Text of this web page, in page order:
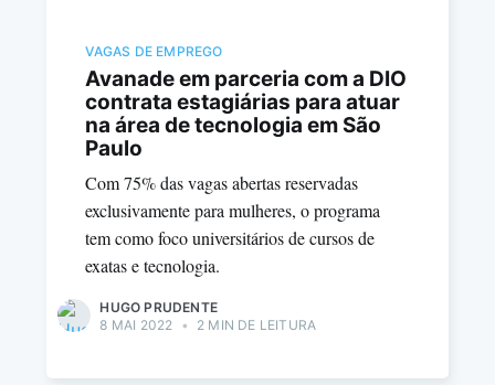
VAGAS DE EMPREGO
Avanade em parceria com a DIO
contrata estagiárias para atuar
na área de tecnologia em São
Paulo
Com 75% das vagas abertas reservadas
exclusivamente para mulheres, o programa
tem como foco universitários de cursos de
exatas e tecnologia.
HUGO PRUDENTE
8 MAI 2022
• 2 MIN DE LEITURA